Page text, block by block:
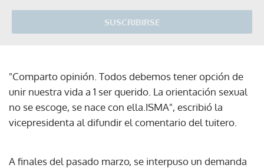
SUSCRIBIRSE
"Comparto opinión. Todos debemos tener opción de
unir nuestra vida a 1 ser querido. La orientación sexual
no se escoge, se nace con ella.ISMA", escribió la
vicepresidenta al difundir el comentario del tuitero.
A finales del pasado marzo, se interpuso un demanda